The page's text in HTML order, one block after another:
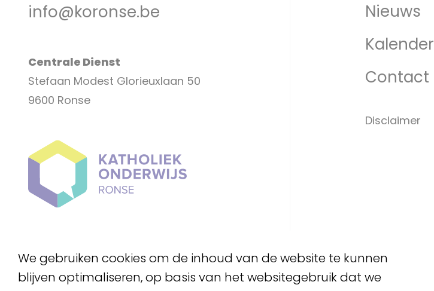
info@koronse.be
Centrale Dienst
Stefaan Modest Glorieuxlaan 50
9600 Ronse
Nieuws
Kalender
Contact
Disclaimer
We gebruiken cookies om de inhoud van de website te kunnen
blijven optimaliseren, op basis van het websitegebruik dat we